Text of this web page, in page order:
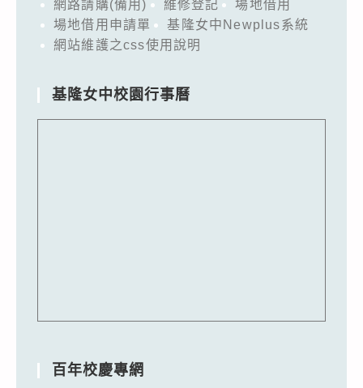
網路請購(備用)
維修登記
場地借用
場地借用申請單
基隆女中Newplus系統
網站維護之css使用說明
基隆女中校園行事曆
百年校慶專網